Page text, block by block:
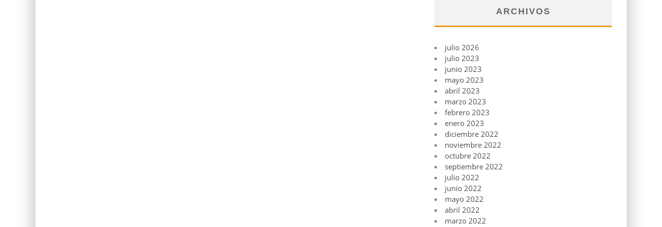
ARCHIVOS
julio 2026
julio 2023
junio 2023
mayo 2023
abril 2023
marzo 2023
febrero 2023
enero 2023
diciembre 2022
noviembre 2022
octubre 2022
septiembre 2022
julio 2022
junio 2022
mayo 2022
abril 2022
marzo 2022